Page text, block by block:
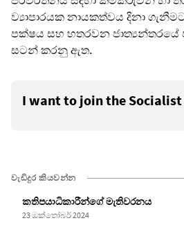
ව්‍යාපාරයක නායකත්වය දිනා
පක්ෂය සහ හතරවන ජාත්‍යන්තරයේ
සටන් කරනු ඇත.
I want to join the
වැඩිදුර කියවන්න
කතිපයාධිකාරීන්ගේ මැතිවරනය
23 ඔක්තෝබර් 2024